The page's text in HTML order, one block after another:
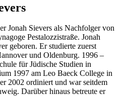
Jonah Sievers als Nachfolger von
Pestalozzistraße. Jonah
geboren. Er studierte zuerst
und Oldenburg. 1996 –
für Jüdische Studien in
1997 am Leo Baeck College in
2002 ordiniert und war seitdem
Darüber hinaus betreute er